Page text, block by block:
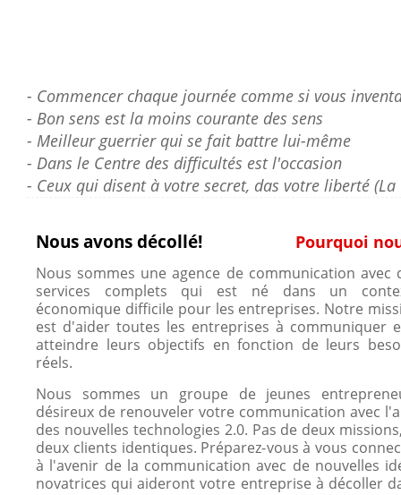
- Commencer chaque journée comme si vous
- Bon sens est la moins courante des sens
- Meilleur guerrier qui se fait battre lui-même
- Dans le Centre des difficultés est l'occasion
- Ceux qui disent à votre secret, das votre liberté (La
Nous avons décollé! Pourquoi
Nous sommes une agence de communication avec
services complets qui est né dans un
économique difficile pour les entreprises. Notre
est d'aider toutes les entreprises à communiquer
atteindre leurs objectifs en fonction de leurs
réels.
Nous sommes un groupe de jeunes
désireux de renouveler votre communication avec
des nouvelles technologies 2.0. Pas de deux
deux clients identiques. Préparez-vous à vous
à l'avenir de la communication avec de nouvelles
novatrices qui aideront votre entreprise à décoller